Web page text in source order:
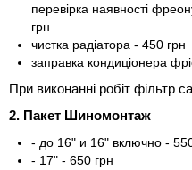
перевірка наявності
грн
чистка радіатора - 450 грн
заправка кондиціонера
При виконанні робіт фільтр
2. Пакет Шиномонтаж
- до 16" и 16" включно -
- 17" - 650 грн